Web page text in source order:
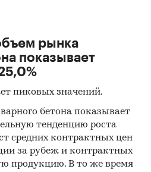
рынка
показывает
пиковых значений.
бетона показывает
тенденцию роста
средних контрактных цен
за рубеж и контрактных
продукцию. В то же время